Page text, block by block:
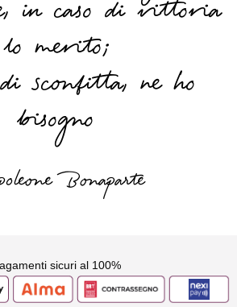
in caso di vittoria
lo merito;
sconfitta, ne ho
bisogno
Bonaparte
sicuri al 100%